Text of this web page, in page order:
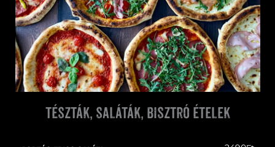
tészták, saláták, bisztró ételek